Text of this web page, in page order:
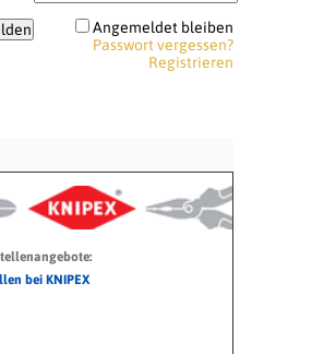
Angemeldet bleiben
Passwort vergessen?
Registrieren
bei KNIPEX